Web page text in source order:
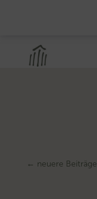
← neuere Beiträge